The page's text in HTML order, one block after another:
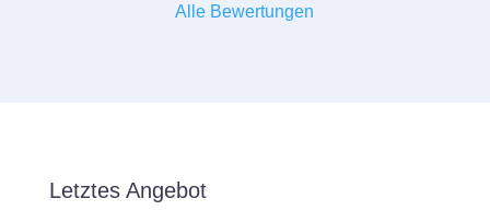
Alle Bewertungen
Letztes Angebot